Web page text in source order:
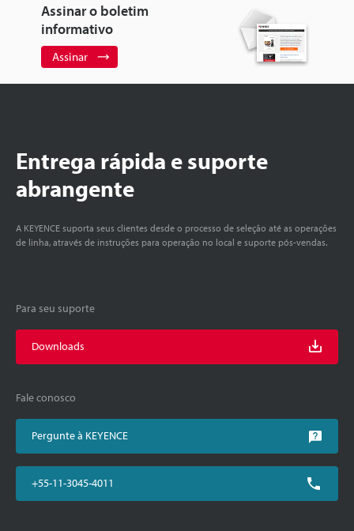
Assinar o boletim
informativo
Assinar
Entrega rápida e suporte
abrangente
A KEYENCE suporta seus clientes desde o processo de seleção até as operações
de linha, através de instruções para operação no local e suporte pós-vendas.
Para seu suporte
Downloads
Fale conosco
Pergunte à KEYENCE
+55-11-3045-4011